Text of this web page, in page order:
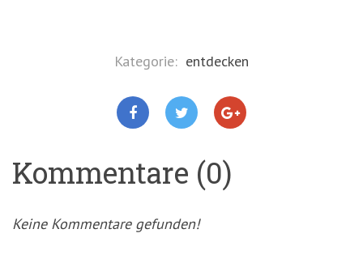
Kategorie: entdecken
Kommentare (0)
Keine Kommentare gefunden!